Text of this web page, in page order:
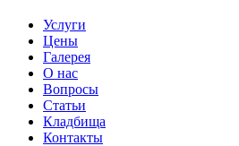
Услуги
Цены
Галерея
О нас
Вопросы
Статьи
Кладбища
Контакты